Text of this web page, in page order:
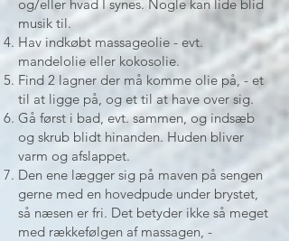
og/eller hvad I synes. Nogle kan lide blid
musik til.
Hav indkøbt massageolie - evt.
mandelolie eller kokosolie.
Find 2 lagner der må komme olie på, - et
til at ligge på, og et til at have over sig.
Gå først i bad, evt. sammen, og indsæb
og skrub blidt hinanden. Huden bliver
varm og afslappet.
Den ene lægger sig på maven på sengen
gerne med en hovedpude under brystet,
så næsen er fri. Det betyder ikke så meget
med rækkefølgen af massagen, -